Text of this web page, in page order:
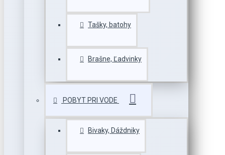
Tašky, batohy
Brašne, Ľadvinky
POBYT PRI VODE
Bivaky, Dáždniky